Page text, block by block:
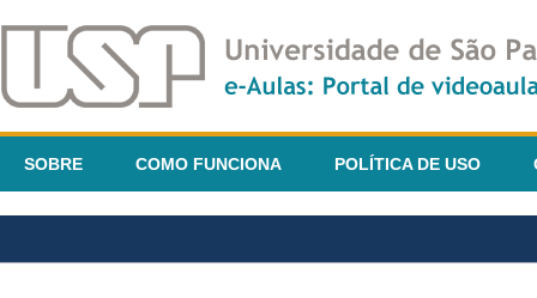
SOBRE COMO FUNCIONA POLÍTICA DE USO